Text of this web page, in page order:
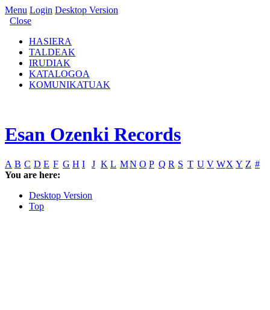
Menu Login Desktop Version
Close
HASIERA
TALDEAK
IRUDIAK
KATALOGOA
KOMUNIKATUAK
Esan Ozenki Records
A B C D E F G H I J K L MN O P Q R S T U V WX Y Z #
You are here:
Desktop Version
Top